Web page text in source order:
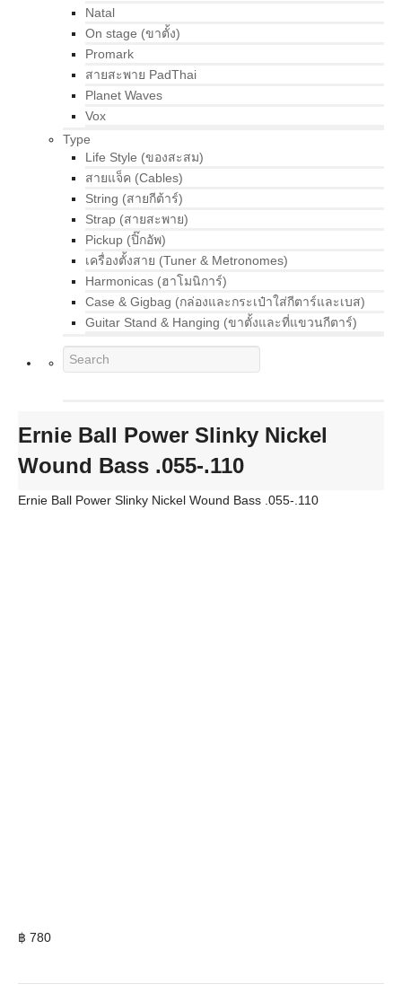
Natal
On stage (ขาตั้ง)
Promark
สายสะพาย PadThai
Planet Waves
Vox
Type
Life Style (ของสะสม)
สายแจ็ค (Cables)
String (สายกีต้าร์)
Strap (สายสะพาย)
Pickup (ปิ๊กอัพ)
เครื่องตั้งสาย (Tuner & Metronomes)
Harmonicas (ฮาโมนิการ์)
Case & Gigbag (กล่องและกระเป๋าใส่กีตาร์และเบส)
Guitar Stand & Hanging (ขาตั้งและที่แขวนกีตาร์)
Ernie Ball Power Slinky Nickel
Wound Bass .055-.110
Ernie Ball Power Slinky Nickel Wound Bass .055-.110
฿ 780